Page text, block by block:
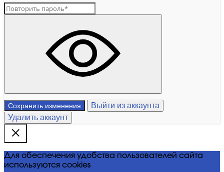
Сохранить изменения
Выйти из аккаунта
Удалить аккаунт
Для обеспечения удобства пользователей сайта
используются cookies